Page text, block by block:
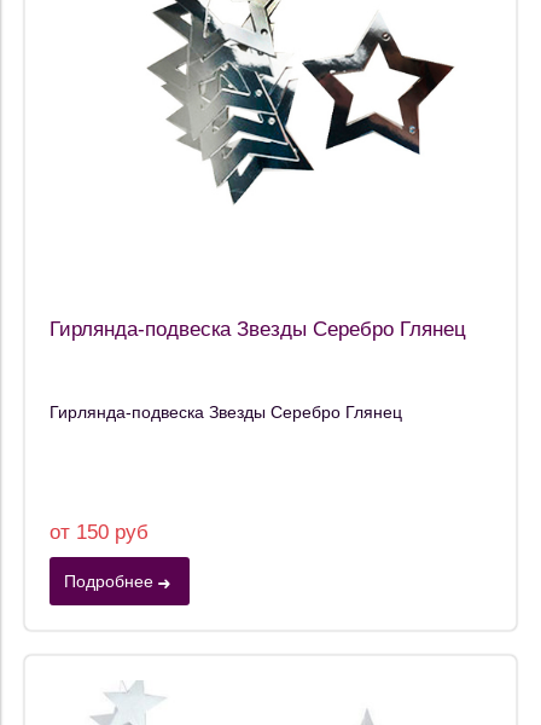
Гирлянда-подвеска Звезды Серебро Глянец
Гирлянда-подвеска Звезды Серебро Глянец
от 150 руб
Подробнее